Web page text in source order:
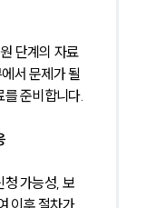
단계의 자료
서 문제가 될
준비합니다.
청 가능성, 보